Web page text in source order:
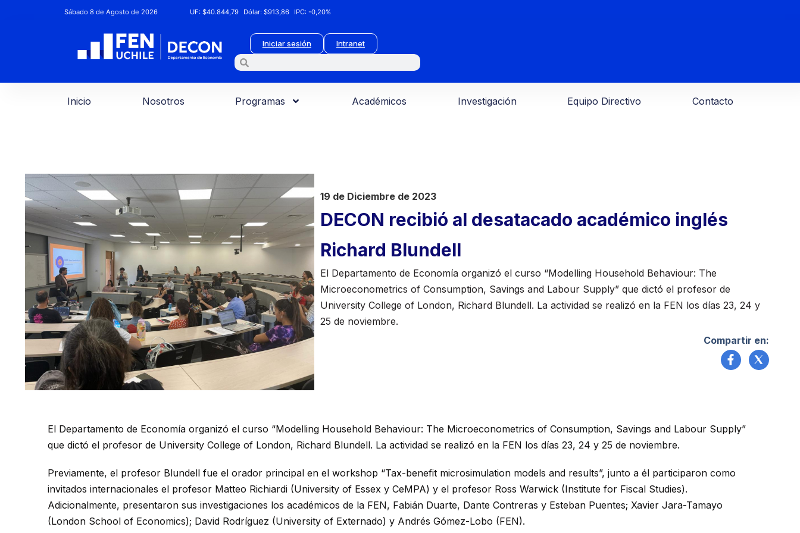
Sábado 8 de Agosto de 2026 UF:$40.844,79 Dólar:$913,86 IPC:-0,20%
Iniciar sesión Intranet
Inicio Nosotros Programas Académicos Investigación Equipo Directivo Contacto
19 de Diciembre de 2023
DECON recibió al desatacado académico inglés
Richard Blundell
El Departamento de Economía organizó el curso “Modelling Household Behaviour: The
Microeconometrics of Consumption, Savings and Labour Supply” que dictó el profesor de
University College of London, Richard Blundell. La actividad se realizó en la FEN los días 23, 24 y
25 de noviembre.
Compartir en:
El Departamento de Economía organizó el curso “Modelling Household Behaviour: The Microeconometrics of Consumption, Savings and Labour Supply”
que dictó el profesor de University College of London, Richard Blundell. La actividad se realizó en la FEN los días 23, 24 y 25 de noviembre.
Previamente, el profesor Blundell fue el orador principal en el workshop “Tax-benefit microsimulation models and results”, junto a él participaron como
invitados internacionales el profesor Matteo Richiardi (University of Essex y CeMPA) y el profesor Ross Warwick (Institute for Fiscal Studies).
Adicionalmente, presentaron sus investigaciones los académicos de la FEN, Fabián Duarte, Dante Contreras y Esteban Puentes; Xavier Jara-Tamayo
(London School of Economics); David Rodríguez (University of Externado) y Andrés Gómez-Lobo (FEN).